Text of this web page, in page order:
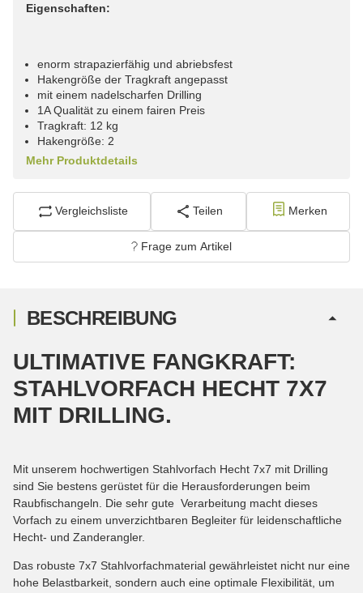
Eigenschaften:
enorm strapazierfähig und abriebsfest
Hakengröße der Tragkraft angepasst
mit einem nadelscharfen Drilling
1A Qualität zu einem fairen Preis
Tragkraft: 12 kg
Hakengröße: 2
Mehr Produktdetails
Vergleichsliste Teilen Merken
Frage zum Artikel
BESCHREIBUNG
ULTIMATIVE FANGKRAFT:
STAHLVORFACH HECHT 7X7
MIT DRILLING.
Mit unserem hochwertigen Stahlvorfach Hecht 7x7 mit Drilling
sind Sie bestens gerüstet für die Herausforderungen beim
Raubfischangeln. Die sehr gute Verarbeitung macht dieses
Vorfach zu einem unverzichtbaren Begleiter für leidenschaftliche
Hecht- und Zanderangler.
Das robuste 7x7 Stahlvorfachmaterial gewährleistet nicht nur eine
hohe Belastbarkeit, sondern auch eine optimale Flexibilität, um